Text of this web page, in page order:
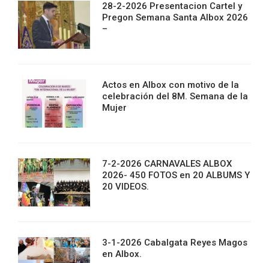
28-2-2026 Presentacion Cartel y
Pregon Semana Santa Albox 2026
–
Actos en Albox con motivo de la
celebración del 8M. Semana de la
Mujer
7-2-2026 CARNAVALES ALBOX
2026- 450 FOTOS en 20 ALBUMS Y
20 VIDEOS.
3-1-2026 Cabalgata Reyes Magos
en Albox.